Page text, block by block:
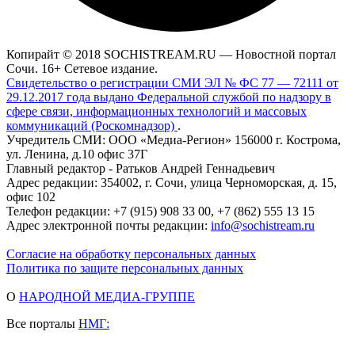
Копирайт © 2018 SOCHISTREAM.RU — Новостной портал
Сочи. 16+ Сетевое издание.
Свидетельство о регистрации СМИ ЭЛ № ФС 77 — 72111 от
29.12.2017 года выдано Федеральной службой по надзору в
сфере связи, информационных технологий и массовых
коммуникаций (Роскомнадзор) .
Учредитель СМИ: ООО «Медиа-Регион» 156000 г. Кострома,
ул. Ленина, д.10 офис 37Г
Главный редактор - Ратьков Андрей Геннадьевич
Адрес редакции: 354002, г. Сочи, улица Черноморская, д. 15,
офис 102
Телефон редакции: +7 (915) 908 33 00, +7 (862) 555 13 15
Адрес электронной почты редакции: info@sochistream.ru
Согласие на обработку персональных данных
Политика по защите персональных данных
О НАРОДНОЙ МЕДИА-ГРУППЕ
Все порталы НМГ: